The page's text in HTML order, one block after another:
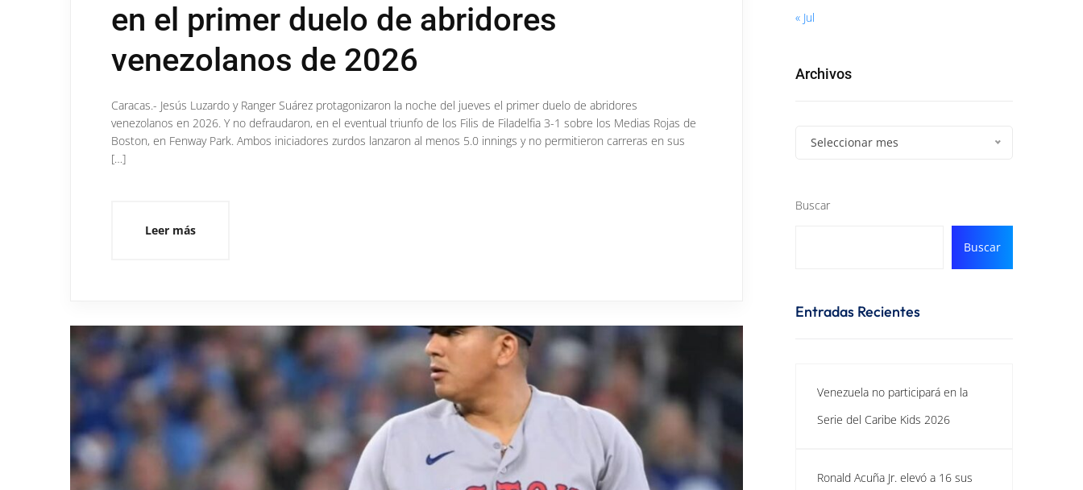
en el primer duelo de abridores
venezolanos de 2026
Caracas.- Jesús Luzardo y Ranger Suárez protagonizaron la noche del jueves el primer duelo de abridores
venezolanos en 2026. Y no defraudaron, en el eventual triunfo de los Filis de Filadelfia 3-1 sobre los Medias Rojas de
Boston, en Fenway Park. Ambos iniciadores zurdos lanzaron al menos 5.0 innings y no permitieron carreras en sus
[…]
Leer más
« Jul
Archivos
Seleccionar mes
Buscar
Buscar
Entradas Recientes
Venezuela no participará en la
Serie del Caribe Kids 2026
Ronald Acuña Jr. elevó a 16 sus